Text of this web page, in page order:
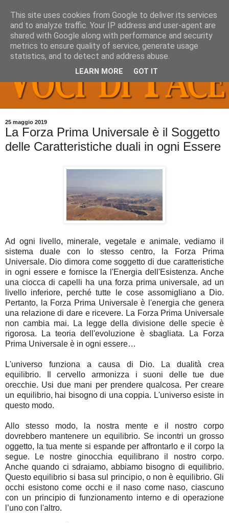
25 maggio 2019
La Forza Prima Universale è il Soggetto
delle Caratteristiche duali in ogni Essere
Ad ogni livello, minerale, vegetale e animale, vediamo il
sistema duale con lo stesso centro, la Forza Prima
Universale. Dio dimora come soggetto di due caratteristiche
in ogni essere e fornisce la l'Energia dell'Esistenza. Anche
una ciocca di capelli ha una forza prima universale, ad un
livello inferiore, perché tutte le cose assomigliano a Dio.
Pertanto, la Forza Prima Universale è l'energia che genera
una relazione di dare e ricevere. La Forza Prima Universale
non cambia mai. La legge della divisione delle specie è
rigorosa. La teoria dell'evoluzione è sbagliata. La Forza
Prima Universale è in ogni essere…
L'universo funziona a causa di Dio. La dualità crea
equilibrio. Il cervello armonizza i suoni delle tue due
orecchie. Usi due mani per prendere qualcosa. Per creare
un equilibrio, hai bisogno di una coppia. L'universo esiste in
questo modo.
Allo stesso modo, la nostra mente e il nostro corpo
dovrebbero mantenere un equilibrio. Se incontri un grosso
oggetto, la tua mente si espande per affrontarlo e il corpo la
segue. Le nostre ginocchia equilibrano il nostro corpo.
Anche quando ci sdraiamo, abbiamo bisogno di equilibrio.
Questo equilibrio si basa sul principio, o non è equilibrio. Gli
occhi esistono come occhi e il naso come naso, ciascuno
con un principio di funzionamento interno e di operazione
l’uno con l'altro.
This site uses cookies from Google to deliver its services
and to analyze traffic. Your IP address and user-agent are
shared with Google along with performance and security
metrics to ensure quality of service, generate usage
statistics, and to detect and address abuse.
LEARN MORE GOT IT